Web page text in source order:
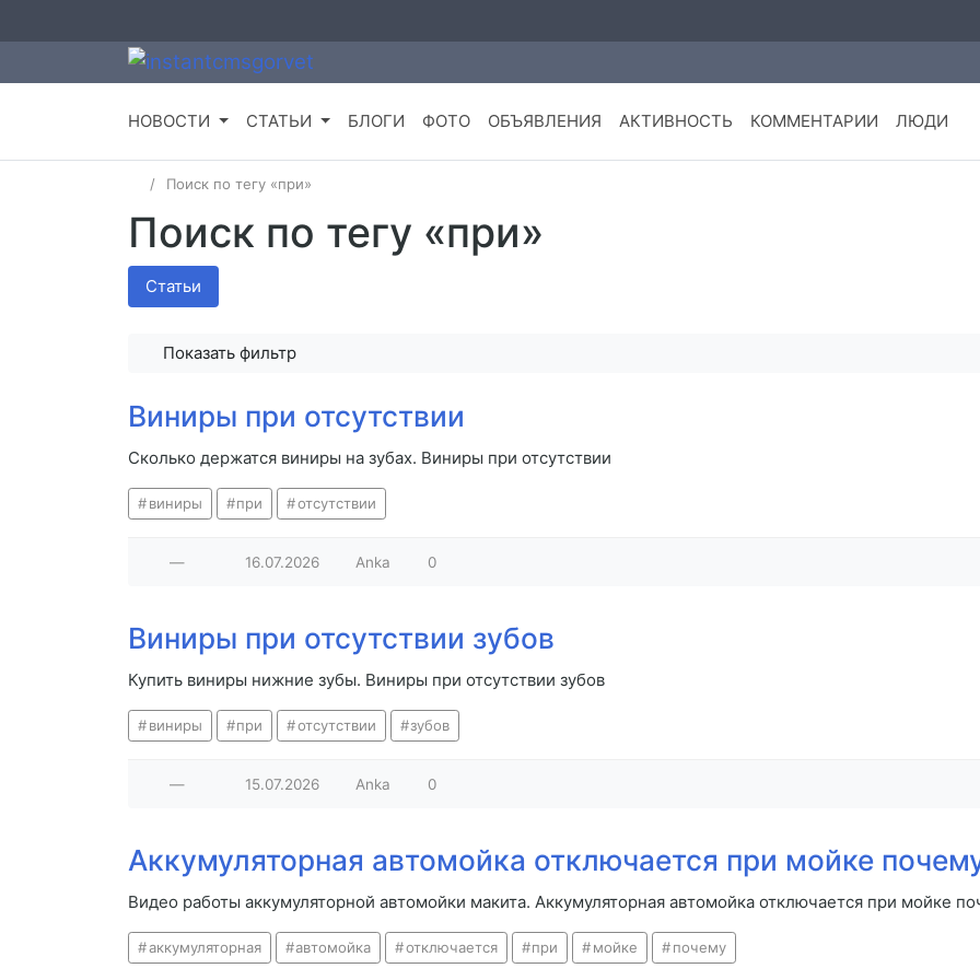
НОВОСТИ СТАТЬИ БЛОГИ ФОТО ОБЪЯВЛЕНИЯ АКТИВНОСТЬ КОММЕНТАРИИ ЛЮДИ
Поиск по тегу «при»
Поиск по тегу «при»
Статьи
Показать фильтр
Виниры при отсутствии
Сколько держатся виниры на зубах. Виниры при отсутствии
виниры при отсутствии
— 16.07.2026 Anka 0
Виниры при отсутствии зубов
Купить виниры нижние зубы. Виниры при отсутствии зубов
виниры при отсутствии зубов
— 15.07.2026 Anka 0
Аккумуляторная автомойка отключается при мойке
Видео работы аккумуляторной автомойки макита. Аккумуляторная автомойка отключается при мойке
аккумуляторная автомойка отключается при мойке почему